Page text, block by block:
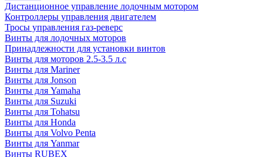
Дистанционное управление лодочным мотором
Контроллеры управления двигателем
Тросы управления газ-реверс
Винты для лодочных моторов
Принадлежности для установки винтов
Винты для моторов 2.5-3.5 л.с
Винты для Mariner
Винты для Jonson
Винты для Yamaha
Винты для Suzuki
Винты для Tohatsu
Винты для Honda
Винты для Volvo Penta
Винты для Yanmar
Винты RUBEX